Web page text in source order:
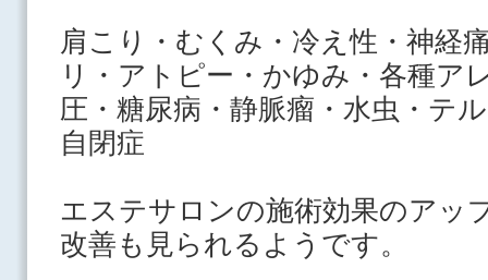
肩こり・むくみ・冷え性・神経
リ・ アトピー・かゆみ・各種ア
圧・糖尿病・静脈瘤・水虫・テ
自閉症
エステサロンの施術効果のアッ
改善も見られるようです。